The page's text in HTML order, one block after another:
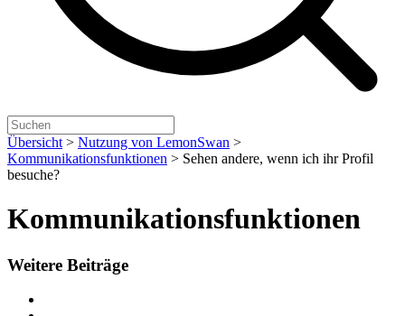
Übersicht > Nutzung von LemonSwan >
Kommunikationsfunktionen > Sehen andere, wenn ich ihr Profil
besuche?
Kommunikationsfunktionen
Weitere Beiträge